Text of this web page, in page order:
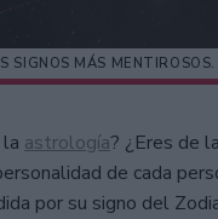
SIGNOS MÁS MENTIROSOS.
astrología? ¿Eres de
de cada
por su signo del